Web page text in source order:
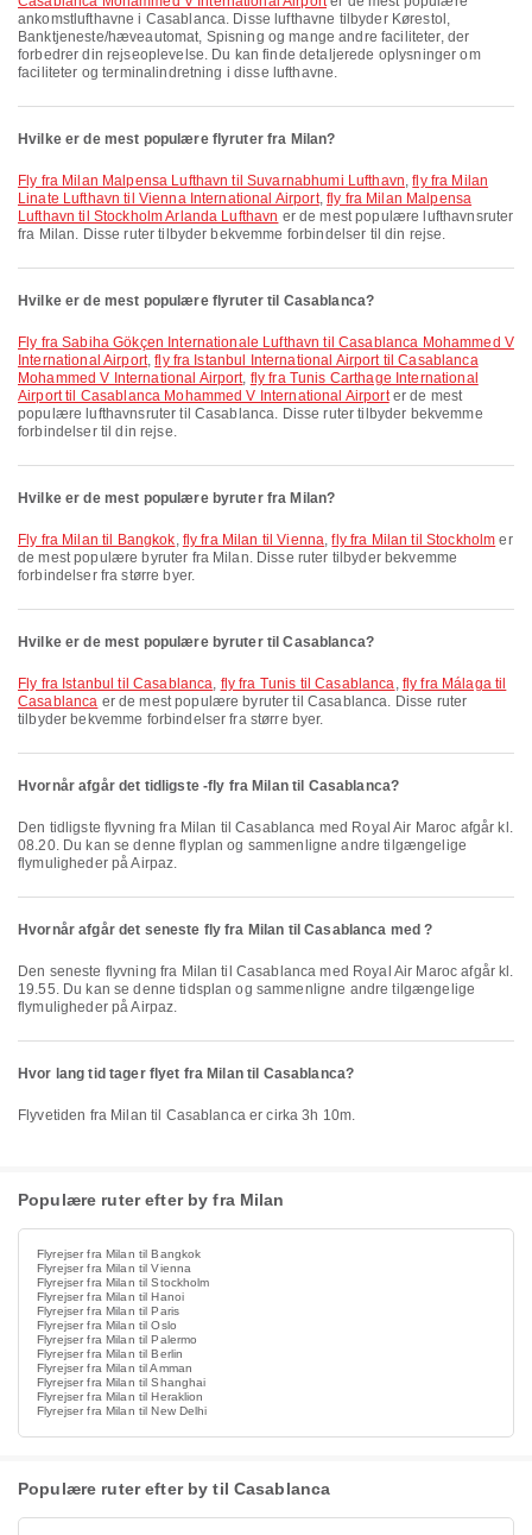
ankomstlufthavne i Casablanca. Disse lufthavne tilbyder Kørestol,
Banktjeneste/hæveautomat, Spisning og mange andre faciliteter, der
forbedrer din rejseoplevelse. Du kan finde detaljerede oplysninger om
faciliteter og terminalindretning i disse lufthavne.
Hvilke er de mest populære flyruter fra Milan?
fly fra Milan Malpensa Lufthavn til Suvarnabhumi Lufthavn,fly fra Milan
Linate Lufthavn til Vienna International Airport,fly fra Milan Malpensa
Lufthavn til Stockholm Arlanda Lufthavn er de mest populære lufthavnsruter
fra Milan. Disse ruter tilbyder bekvemme forbindelser til din rejse.
Hvilke er de mest populære flyruter til Casablanca?
fly fra Sabiha Gökçen Internationale Lufthavn til Casablanca Mohammed V
International Airport,fly fra Istanbul International Airport til Casablanca
Mohammed V International Airport, fly fra Tunis Carthage International
Airport til Casablanca Mohammed V International Airporter de mest
populære lufthavnsruter til Casablanca. Disse ruter tilbyder bekvemme
forbindelser til din rejse.
Hvilke er de mest populære byruter fra Milan?
fly fra Milan til Bangkok, fly fra Milan til Vienna,fly fra Milan til Stockholm er
de mest populære byruter fra Milan. Disse ruter tilbyder bekvemme
forbindelser fra større byer.
Hvilke er de mest populære byruter til Casablanca?
fly fra Istanbul til Casablanca, fly fra Tunis til Casablanca, fly fra Málaga til
Casablanca er de mest populære byruter til Casablanca. Disse ruter
tilbyder bekvemme forbindelser fra større byer.
Hvornår afgår det tidligste -fly fra Milan til Casablanca?
Den tidligste flyvning fra Milan til Casablanca med Royal Air Maroc afgår kl.
08.20. Du kan se denne flyplan og sammenligne andre tilgængelige
flymuligheder på Airpaz.
Hvornår afgår det seneste fly fra Milan til Casablanca med ?
Den seneste flyvning fra Milan til Casablanca med Royal Air Maroc afgår kl.
19.55. Du kan se denne tidsplan og sammenligne andre tilgængelige
flymuligheder på Airpaz.
Hvor lang tid tager flyet fra Milan til Casablanca?
Flyvetiden fra Milan til Casablanca er cirka 3h 10m.
Populære ruter efter by fra Milan
Flyrejser fra Milan til Bangkok
Flyrejser fra Milan til Vienna
Flyrejser fra Milan til Stockholm
Flyrejser fra Milan til Hanoi
Flyrejser fra Milan til Paris
Flyrejser fra Milan til Oslo
Flyrejser fra Milan til Palermo
Flyrejser fra Milan til Berlin
Flyrejser fra Milan til Amman
Flyrejser fra Milan til Shanghai
Flyrejser fra Milan til Heraklion
Flyrejser fra Milan til New Delhi
Populære ruter efter by til Casablanca